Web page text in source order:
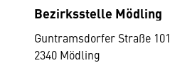
Bezirksstelle Mödling
Guntramsdorfer Straße 101
2340 Mödling